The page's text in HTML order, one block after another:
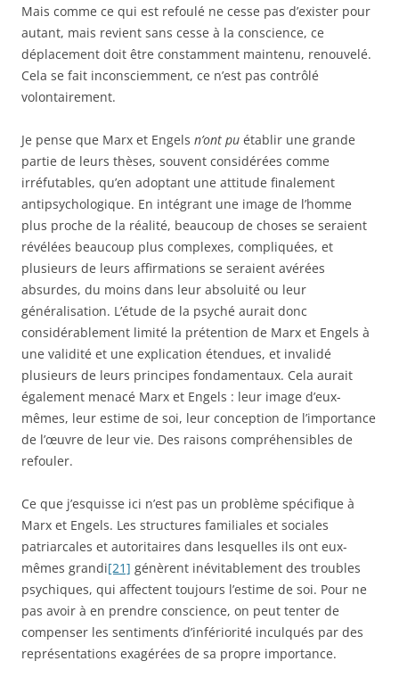
Mais comme ce qui est refoulé ne cesse pas d’exister pour
autant, mais revient sans cesse à la conscience, ce
déplacement doit être constamment maintenu, renouvelé.
Cela se fait inconsciemment, ce n’est pas contrôlé
volontairement.
Je pense que Marx et Engels n’ont pu établir une grande
partie de leurs thèses, souvent considérées comme
irréfutables, qu’en adoptant une attitude finalement
antipsychologique. En intégrant une image de l’homme
plus proche de la réalité, beaucoup de choses se seraient
révélées beaucoup plus complexes, compliquées, et
plusieurs de leurs affirmations se seraient avérées
absurdes, du moins dans leur absoluité ou leur
généralisation. L’étude de la psyché aurait donc
considérablement limité la prétention de Marx et Engels à
une validité et une explication étendues, et invalidé
plusieurs de leurs principes fondamentaux. Cela aurait
également menacé Marx et Engels : leur image d’eux-
mêmes, leur estime de soi, leur conception de l’importance
de l’œuvre de leur vie. Des raisons compréhensibles de
refouler.
Ce que j’esquisse ici n’est pas un problème spécifique à
Marx et Engels. Les structures familiales et sociales
patriarcales et autoritaires dans lesquelles ils ont eux-
mêmes grandi[21] génèrent inévitablement des troubles
psychiques, qui affectent toujours l’estime de soi. Pour ne
pas avoir à en prendre conscience, on peut tenter de
compenser les sentiments d’infériorité inculqués par des
représentations exagérées de sa propre importance.